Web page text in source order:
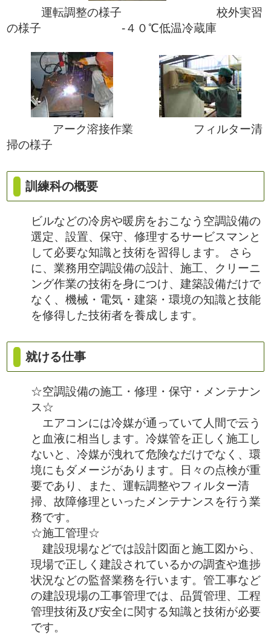
運転調整の様子 校外実習
の様子 -４０℃低温冷蔵庫
アーク溶接作業 フィルター清
掃の様子
訓練科の概要
ビルなどの冷房や暖房をおこなう空調設備の
選定、設置、保守、修理するサービスマンと
して必要な知識と技術を習得します。 さら
に、業務用空調設備の設計、施工、クリーニ
ング作業の技術を身につけ、建築設備だけで
なく、機械・電気・建築・環境の知識と技能
を修得した技術者を養成します。
就ける仕事
☆空調設備の施工・修理・保守・メンテナン
ス☆
エアコンには冷媒が通っていて人間で云う
と血液に相当します。冷媒管を正しく施工し
ないと、冷媒が洩れて危険なだけでなく、環
境にもダメージがあります。日々の点検が重
要であり、また、運転調整やフィルター清
掃、故障修理といったメンテナンスを行う業
務です。
☆施工管理☆
建設現場などでは設計図面と施工図から、
現場で正しく建設されているかの調査や進捗
状況などの監督業務を行います。管工事など
の建設現場の工事管理では、品質管理、工程
管理技術及び安全に関する知識と技術が必要
です。